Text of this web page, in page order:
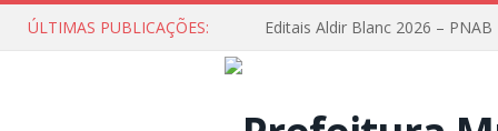
ÚLTIMAS PUBLICAÇÕES: Editais Aldir Blanc 2026 – PNAB